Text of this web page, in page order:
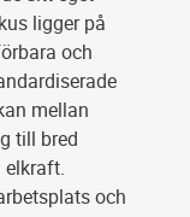
ligger på
och
mellan
till bred
elkraft.
och